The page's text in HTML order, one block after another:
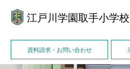
江戸川学園取手小学校
資料請求・お問い合わせ